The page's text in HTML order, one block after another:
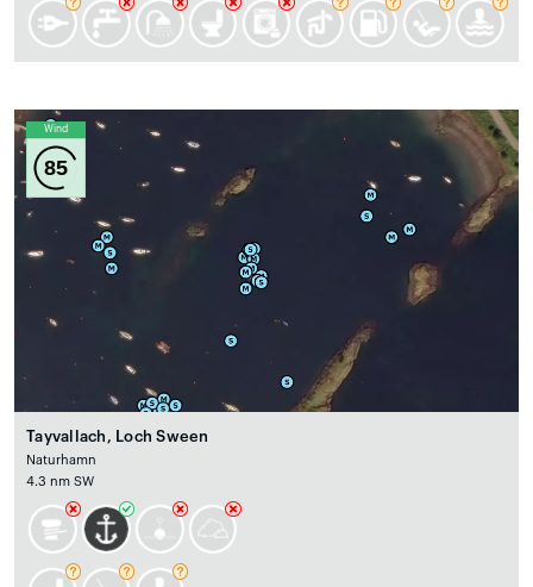
Wind
85
Tayvallach, Loch Sween
Naturhamn
4.3 nm SW